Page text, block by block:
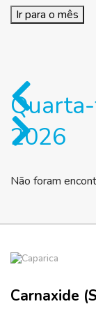
Ir para o mês
2026
Não foram
Carnaxide